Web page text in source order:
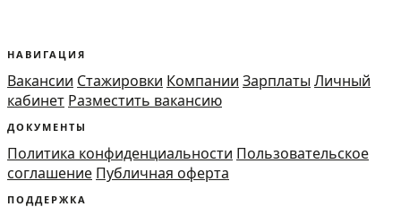
НАВИГАЦИЯ
Вакансии Стажировки Компании Зарплаты Личный
кабинет Разместить вакансию
ДОКУМЕНТЫ
Политика конфиденциальности Пользовательское
соглашение Публичная оферта
ПОДДЕРЖКА